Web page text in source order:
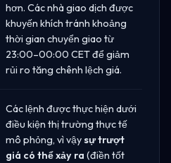
hơn. Các nhà giao dịch được
khuyến khích tránh khoảng
thời gian chuyển giao từ
23:00–00:00 CET để giảm
rủi ro tăng chênh lệch giá.
Các lệnh được thực hiện dưới
điều kiện thị trường thực tế
mô phỏng, vì vậysự trượt
giá có thể xảy ra (điền tốt